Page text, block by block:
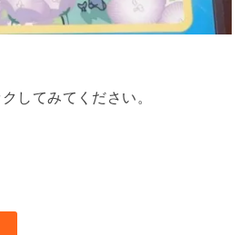
してみてください。